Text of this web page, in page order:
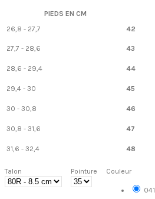
PIEDS EN CM
26,8 - 27,7
42
27,7 - 28,6 43
28,6 - 29,4 44
29,4 - 30 45
30 - 30,8 46
30,8 - 31,6 47
31,6 - 32,4 48
Talon Pointure Couleur